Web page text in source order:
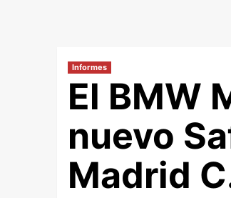
Informes
El BMW
nuevo
Madrid